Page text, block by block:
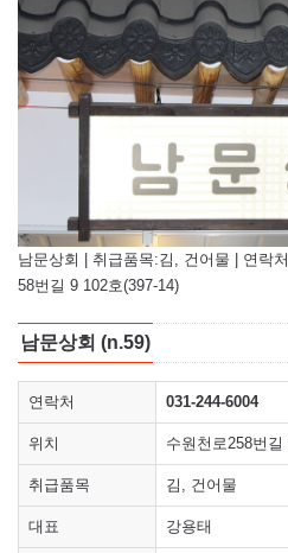
남문상회 | 취급품목:김, 건어물 | 연락
58번길 9 102호(397-14)
남문상회 (n.59)
연락처 031-244-6004
위치 수원천로258번
취급품목 김, 건어물
대표 강용태